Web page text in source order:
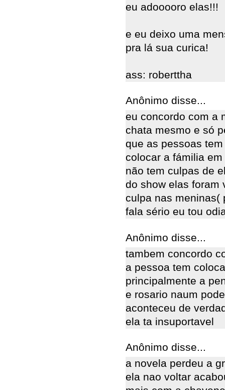
eu adooooro elas!!!
e eu deixo uma
pra lá sua curica!
ass: roberttha
Anônimo disse...
eu concordo com a
chata mesmo e só
que as pessoas
colocar a fámilia
não tem culpas de
do show elas foram
culpa nas meninas(
fala sério eu tou
Anônimo disse...
tambem concordo
a pessoa tem
principalmente a
e rosario naum
aconteceu de
ela ta insuportavel
Anônimo disse...
a novela perdeu a
ela nao voltar